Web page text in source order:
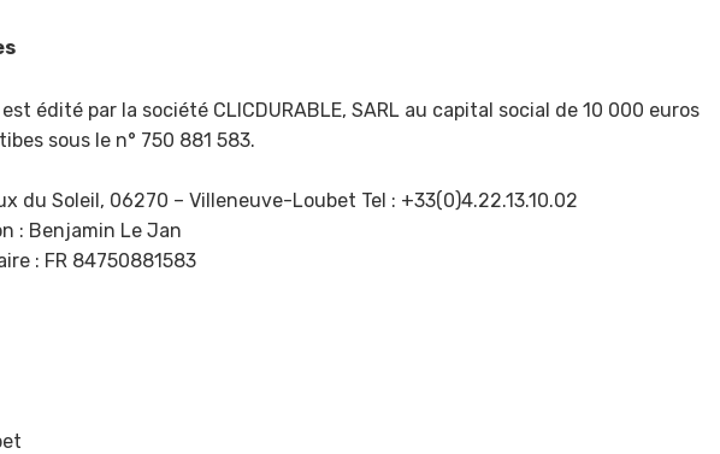
édité par la société CLICDURABLE, SARL au capital social de 10 000 euros
sous le n° 750 881 583.
du Soleil, 06270 – Villeneuve-Loubet Tel : +33(0)4.22.13.10.02
: Benjamin Le Jan
: FR 84750881583